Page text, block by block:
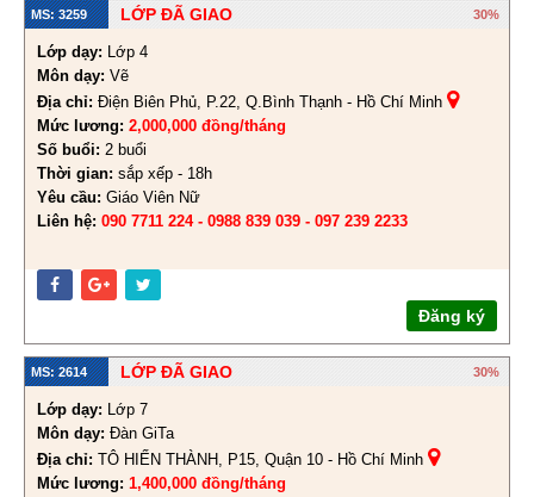
MS: 3259 LỚP ĐÃ GIAO 30%
Lớp dạy: Lớp 4
Môn dạy: Vẽ
Địa chỉ: Điện Biên Phủ, P.22, Q.Bình Thạnh - Hồ Chí Minh
Mức lương: 2,000,000 đồng/tháng
Số buổi: 2 buổi
Thời gian: sắp xếp - 18h
Yêu cầu: Giáo Viên Nữ
Liên hệ: 090 7711 224 - 0988 839 039 - 097 239 2233
Đăng ký
MS: 2614 LỚP ĐÃ GIAO 30%
Lớp dạy: Lớp 7
Môn dạy: Đàn GiTa
Địa chỉ: TÔ HIẾN THÀNH, P15, Quận 10 - Hồ Chí Minh
Mức lương: 1,400,000 đồng/tháng